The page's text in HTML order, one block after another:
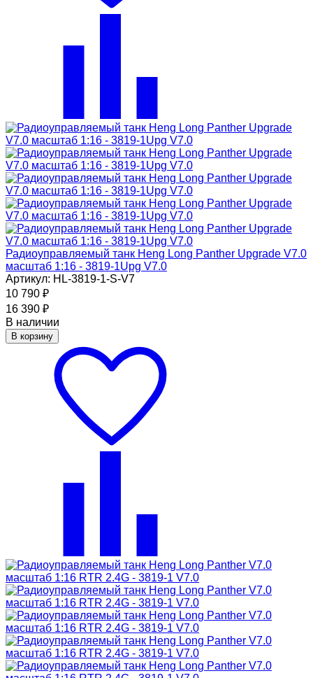
Радиоуправляемый танк Heng Long Panther Upgrade V7.0
масштаб 1:16 - 3819-1Upg V7.0
Артикул: HL-3819-1-S-V7
10 790 ₽
16 390 ₽
В наличии
В корзину